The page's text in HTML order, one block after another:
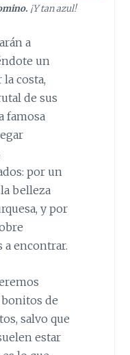
¡Y tan azul!
a
un
costa,
de sus
famosa
por un
belleza
y por
a encontrar.
de
salvo que
estar